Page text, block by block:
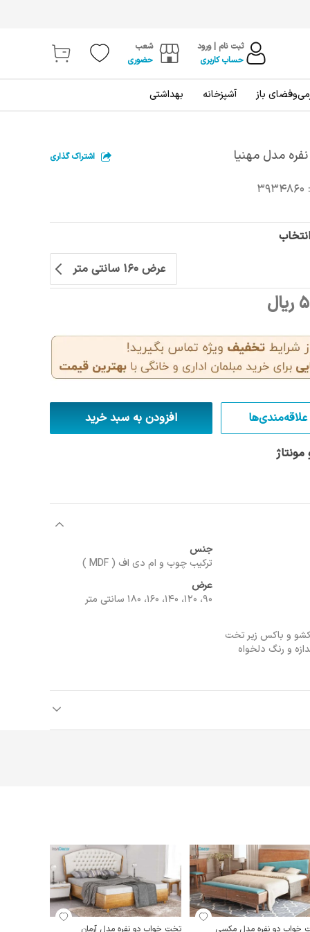
ثبت نام | ورود
حساب کاربری
شعب
حضوری
باز آشپزخانه بهداشتی
مدل مهنیا اشتراک گذاری
3934860
عرض 160 سانتی متر
افزودن به سبد خرید
جنس
ترکیب چوب و ام دی اف ( MDF )
عرض
90، 120، 140، 160، 180 سانتی متر
و باکس زیر تخت
و رنگ دلخواه
خواب دو نفره مدل مکسی تخت خواب دو نفره مدل آرمان